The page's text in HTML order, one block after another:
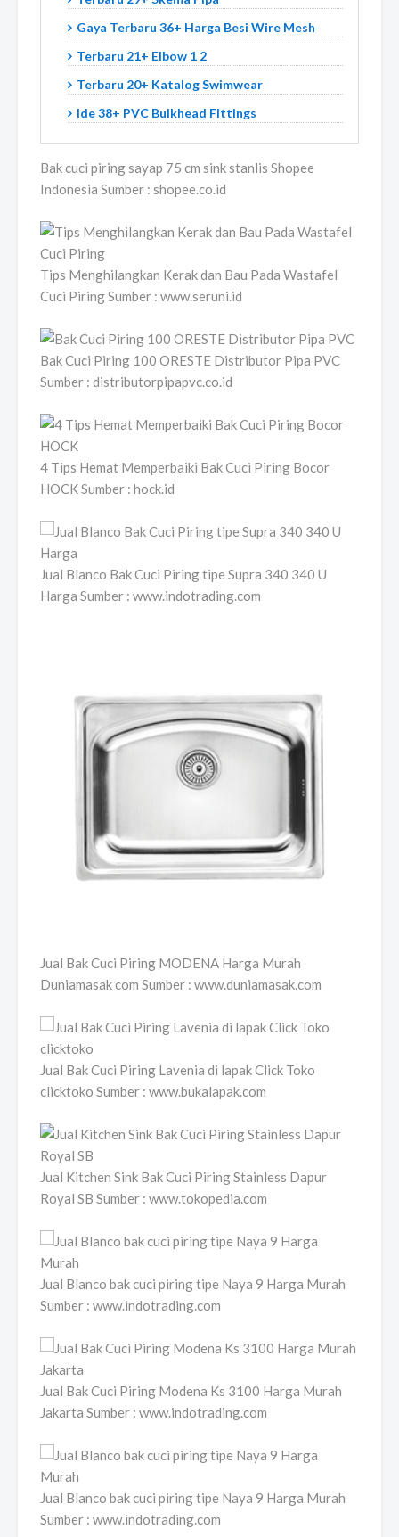
Gaya Terbaru 36+ Harga Besi Wire Mesh
Terbaru 21+ Elbow 1 2
Terbaru 20+ Katalog Swimwear
Ide 38+ PVC Bulkhead Fittings
Bak cuci piring sayap 75 cm sink stanlis Shopee
Indonesia Sumber : shopee.co.id
Tips Menghilangkan Kerak dan Bau Pada Wastafel
Cuci Piring Sumber : www.seruni.id
Bak Cuci Piring 100 ORESTE Distributor Pipa PVC
Sumber : distributorpipapvc.co.id
4 Tips Hemat Memperbaiki Bak Cuci Piring Bocor
HOCK Sumber : hock.id
Jual Blanco Bak Cuci Piring tipe Supra 340 340 U
Harga Sumber : www.indotrading.com
Jual Bak Cuci Piring MODENA Harga Murah
Duniamasak com Sumber : www.duniamasak.com
Jual Bak Cuci Piring Lavenia di lapak Click Toko
clicktoko Sumber : www.bukalapak.com
Jual Kitchen Sink Bak Cuci Piring Stainless Dapur
Royal SB Sumber : www.tokopedia.com
Jual Blanco bak cuci piring tipe Naya 9 Harga Murah
Sumber : www.indotrading.com
Jual Bak Cuci Piring Modena Ks 3100 Harga Murah
Jakarta Sumber : www.indotrading.com
Jual Blanco bak cuci piring tipe Naya 9 Harga Murah
Sumber : www.indotrading.com